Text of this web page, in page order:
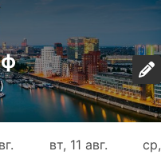
вт, 11 авг.